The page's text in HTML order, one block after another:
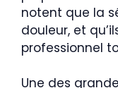
notent que la
douleur, et
professionnel
Une des